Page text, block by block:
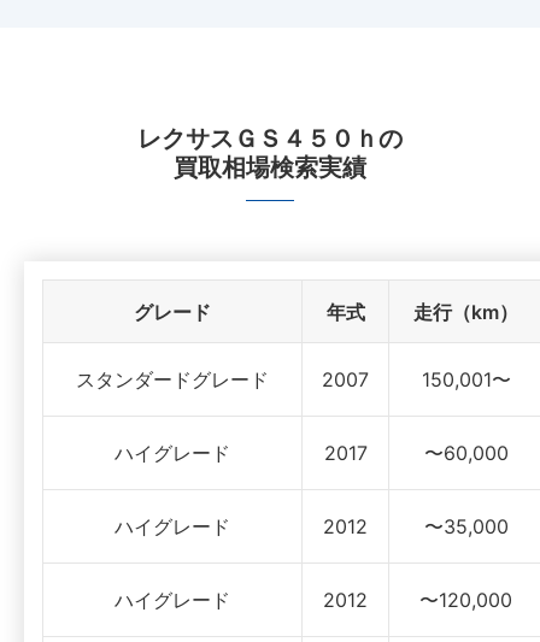
レクサスＧＳ４５０ｈ の
買取相場検索実績
グレード 年式 走行（km）
スタンダードグレード 2007 150,001〜
ハイグレード 2017 〜60,000
ハイグレード 2012 〜35,000
ハイグレード 2012 〜120,000